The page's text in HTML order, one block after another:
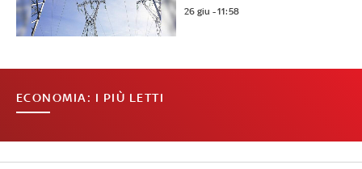
26 giu - 11:58
ECONOMIA: I PIÙ LETTI